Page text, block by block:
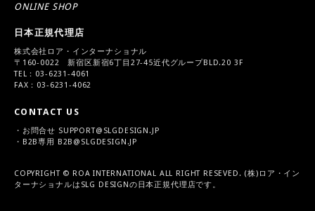
ONLINE SHOP
日本正規代理店
株式会社ロア・インターナショナル
〒160-0022 新宿区新宿6丁目27-45近代グループBLD.20 3F
TEL：03-6231-4061
FAX：03-6231-4062
CONTACT US
・お問合せ SUPPORT@SLGDESIGN.JP
・B2B専用 B2B@SLGDESIGN.JP
COPYRIGHT © ROA INTERNATIONAL ALL RIGHT RESEVED. (株)ロア・イン
ターナショナルはSLG DESIGNの日本正規代理店です。